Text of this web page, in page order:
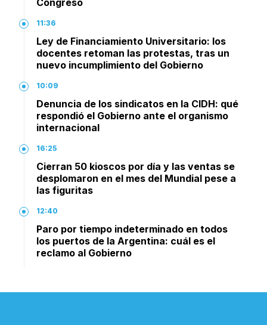
Congreso
11:36
Ley de Financiamiento Universitario: los
docentes retoman las protestas, tras un
nuevo incumplimiento del Gobierno
10:09
Denuncia de los sindicatos en la CIDH: qué
respondió el Gobierno ante el organismo
internacional
16:25
Cierran 50 kioscos por día y las ventas se
desplomaron en el mes del Mundial pese a
las figuritas
12:40
Paro por tiempo indeterminado en todos
los puertos de la Argentina: cuál es el
reclamo al Gobierno